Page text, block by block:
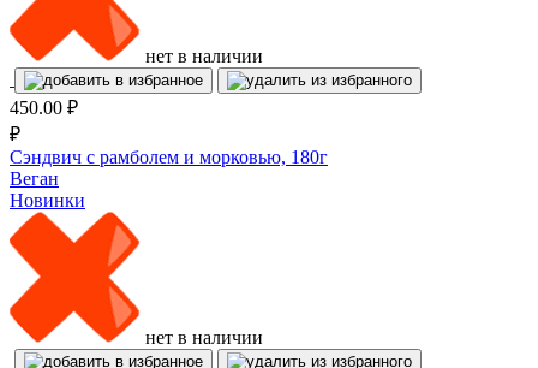
нет в наличии
450.00 ₽
₽
Сэндвич с рамболем и морковью, 180г
Веган
Новинки
нет в наличии